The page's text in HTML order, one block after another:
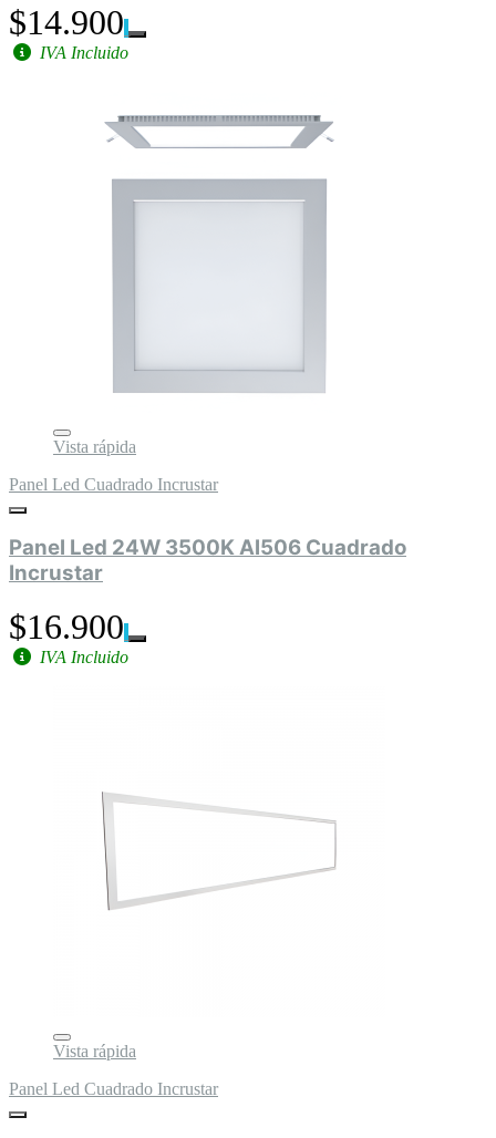
$14.900
IVA Incluido
Vista rápida
Panel Led Cuadrado Incrustar
Panel Led 24W 3500K Al506 Cuadrado
Incrustar
$16.900
IVA Incluido
Vista rápida
Panel Led Cuadrado Incrustar